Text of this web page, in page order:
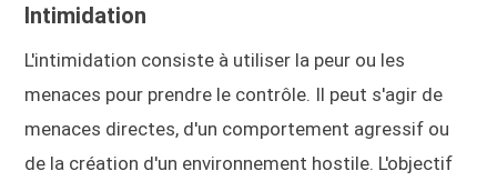
Intimidation
L'intimidation consiste à utiliser la peur ou les
menaces pour prendre le contrôle. Il peut s'agir de
menaces directes, d'un comportement agressif ou
de la création d'un environnement hostile. L'objectif